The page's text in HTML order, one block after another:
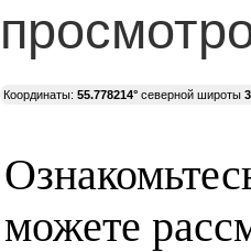
Координаты: 55.778214° северной широты
можете